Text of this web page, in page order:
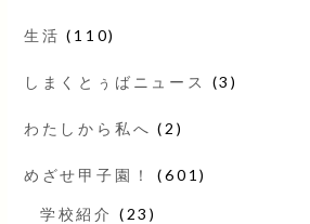
生活 (110)
しまくとぅばニュース (3)
わたしから私へ (2)
めざせ甲子園！ (601)
学校紹介 (23)